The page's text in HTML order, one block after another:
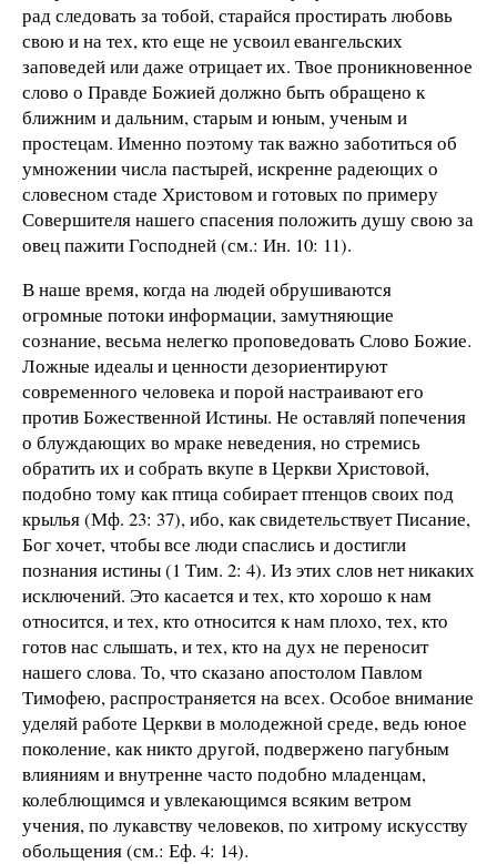
рад следовать за тобой, старайся простирать любовь
свою и на тех, кто еще не усвоил евангельских
заповедей или даже отрицает их. Твое проникновенное
слово о Правде Божией должно быть обращено к
ближним и дальним, старым и юным, ученым и
простецам. Именно поэтому так важно заботиться об
умножении числа пастырей, искренне радеющих о
словесном стаде Христовом и готовых по примеру
Совершителя нашего спасения положить душу свою за
овец пажити Господней (см.: Ин. 10: 11).
В наше время, когда на людей обрушиваются
огромные потоки информации, замутняющие
сознание, весьма нелегко проповедовать Слово Божие.
Ложные идеалы и ценности дезориентируют
современного человека и порой настраивают его
против Божественной Истины. Не оставляй попечения
о блуждающих во мраке неведения, но стремись
обратить их и собрать вкупе в Церкви Христовой,
подобно тому как птица собирает птенцов своих под
крылья (Мф. 23: 37), ибо, как свидетельствует Писание,
Бог хочет, чтобы все люди спаслись и достигли
познания истины (1 Тим. 2: 4). Из этих слов нет никаких
исключений. Это касается и тех, кто хорошо к нам
относится, и тех, кто относится к нам плохо, тех, кто
готов нас слышать, и тех, кто на дух не переносит
нашего слова. То, что сказано апостолом Павлом
Тимофею, распространяется на всех. Особое внимание
уделяй работе Церкви в молодежной среде, ведь юное
поколение, как никто другой, подвержено пагубным
влияниям и внутренне часто подобно младенцам,
колеблющимся и увлекающимся всяким ветром
учения, по лукавству человеков, по хитрому искусству
обольщения (см.: Еф. 4: 14).